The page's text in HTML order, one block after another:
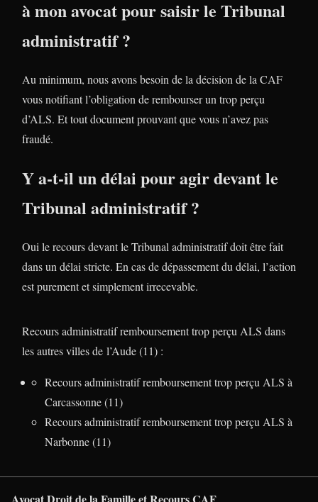
à mon avocat pour saisir le Tribunal
administratif ?
Au minimum, nous avons besoin de la décision de la CAF
vous notifiant l’obligation de rembourser un trop perçu
d’ALS. Et tout document prouvant que vous n’avez pas
fraudé.
Y a-t-il un délai pour agir devant le
Tribunal administratif ?
Oui le recours devant le Tribunal administratif doit être fait
dans un délai stricte. En cas de dépassement du délai, l’action
est purement et simplement irrecevable.
Recours administratif remboursement trop perçu ALS dans
les autres villes de l’Aude (11) :
Recours administratif remboursement trop perçu ALS à
Carcassonne (11)
Recours administratif remboursement trop perçu ALS à
Narbonne (11)